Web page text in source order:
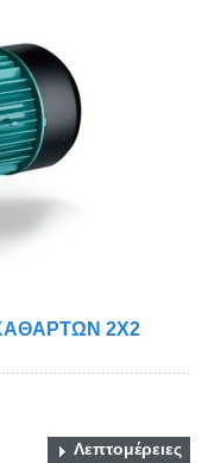
2Χ2
Λεπτομέρειες